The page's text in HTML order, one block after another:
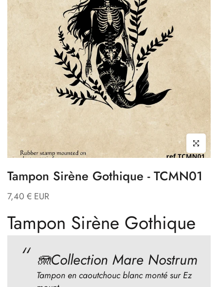
Cliquez
Tampon Sirène Gothique - TCMN01
7,40 € EUR
Tampon Sirène Gothique
🪼Collection Mare Nostrum
Tampon en caoutchouc blanc monté sur Ez